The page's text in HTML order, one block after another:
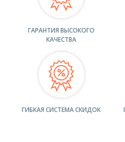
ГАРАНТИЯ ВЫСОКОГО
КАЧЕСТВА
ГИБКАЯ СИСТЕМА СКИДОК